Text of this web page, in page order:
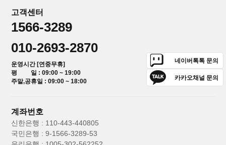
고객센터
1566-3289
010-2693-2870
운영시간 [연중무휴]
평 일 : 09:00 ~ 19:00
주말,공휴일 : 09:00 ~ 18:00
네이버톡톡 문의
카카오채널 문의
계좌번호
신한은행 : 110-443-440805
국민은행 : 9-1566-3289-53